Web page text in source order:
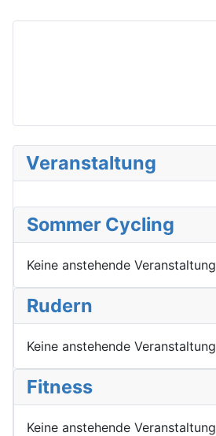
Veranstaltung
Sommer Cycling
Keine anstehende Veranstaltung
Rudern
Keine anstehende Veranstaltung
Fitness
Keine anstehende Veranstaltung